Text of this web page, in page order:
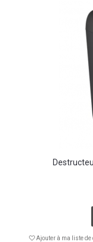
Ajouter à ma liste de